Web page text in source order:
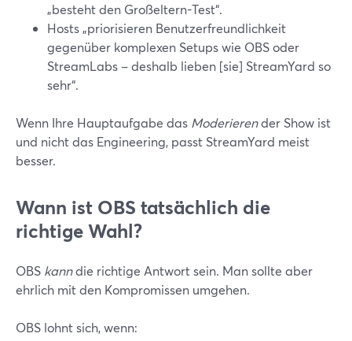
„besteht den Großeltern-Test“.
Hosts „priorisieren Benutzerfreundlichkeit
gegenüber komplexen Setups wie OBS oder
StreamLabs – deshalb lieben [sie] StreamYard so
sehr“.
Wenn Ihre Hauptaufgabe das Moderierender Show ist
und nicht das Engineering, passt StreamYard meist
besser.
Wann ist OBS tatsächlich die
richtige Wahl?
OBS kanndie richtige Antwort sein. Man sollte aber
ehrlich mit den Kompromissen umgehen.
OBS lohnt sich, wenn: